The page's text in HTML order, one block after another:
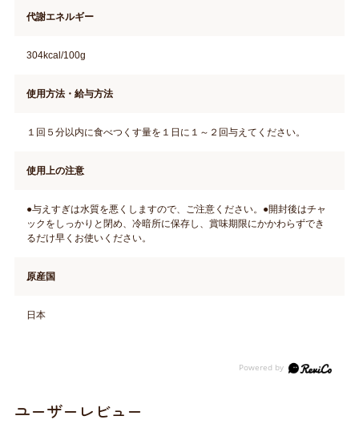
代謝エネルギー
304kcal/100g
使用方法・給与方法
１回５分以内に食べつくす量を１日に１～２回与えてください。
使用上の注意
●与えすぎは水質を悪くしますので、ご注意ください。●開封後はチャ
ックをしっかりと閉め、冷暗所に保存し、賞味期限にかかわらずでき
るだけ早くお使いください。
原産国
日本
ユーザーレビュー